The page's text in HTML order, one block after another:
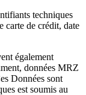
techniques
carte de crédit, date
également
données MRZ
Données sont
est soumis au